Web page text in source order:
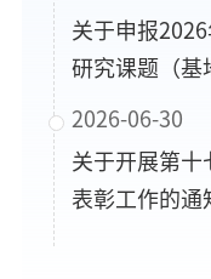
关于申报
研究课题（基
2026-06-30
关于开展第十
表彰工作的通